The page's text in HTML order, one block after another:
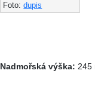
Foto:dupis
Nadmořská výška: 245